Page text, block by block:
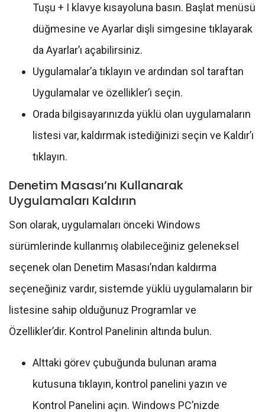
Tuşu + I klavye kısayoluna basın. Başlat menüsü
düğmesine ve Ayarlar dişli simgesine tıklayarak
da Ayarlar’ı açabilirsiniz.
Uygulamalar’a tıklayın ve ardından sol taraftan
Uygulamalar ve özellikler’i seçin.
Orada bilgisayarınızda yüklü olan uygulamaların
listesi var, kaldırmak istediğinizi seçin ve Kaldır’ı
tıklayın.
Denetim Masası’nı Kullanarak
Uygulamaları Kaldırın
Son olarak, uygulamaları önceki Windows
sürümlerinde kullanmış olabileceğiniz geleneksel
seçenek olan Denetim Masası’ndan kaldırma
seçeneğiniz vardır, sistemde yüklü uygulamaların bir
listesine sahip olduğunuz Programlar ve
Özellikler’dir. Kontrol Panelinin altında bulun.
Alttaki görev çubuğunda bulunan arama
kutusuna tıklayın, kontrol panelini yazın ve
Kontrol Panelini açın. Windows PC’nizde